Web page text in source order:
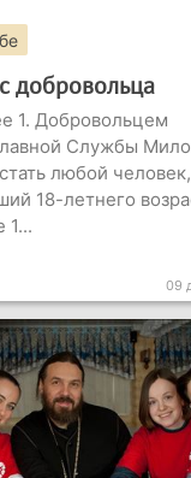
добровольца
1. Добровольцем
Службы
любой человек,
18-летнего
1...
09